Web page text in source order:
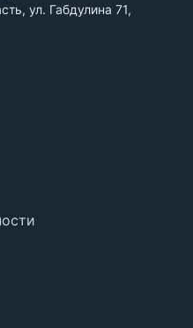
ул. Габдулина 71,